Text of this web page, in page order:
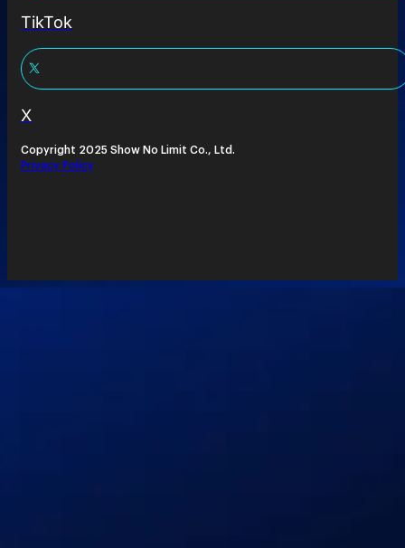
TikTok
X
Copyright 2025 Show No Limit Co., Ltd.
Privacy Policy